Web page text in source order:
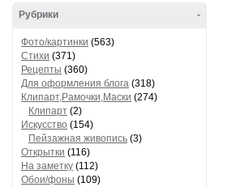
-
Рубрики
Фото/картинки (563)
Стихи (371)
Рецепты (360)
Для оформления блога (318)
Клипарт,Рамочки,Маски (274)
Клипарт (2)
Искусство (154)
Пейзажная живопись (3)
Открытки (116)
На заметку (112)
Обои/фоны (109)